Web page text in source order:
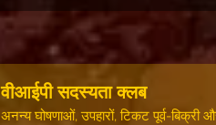
वीआईपी सदस्यता क्लब
अनन्य घोषणाओं, उपहारों, टिकट पूर्व-